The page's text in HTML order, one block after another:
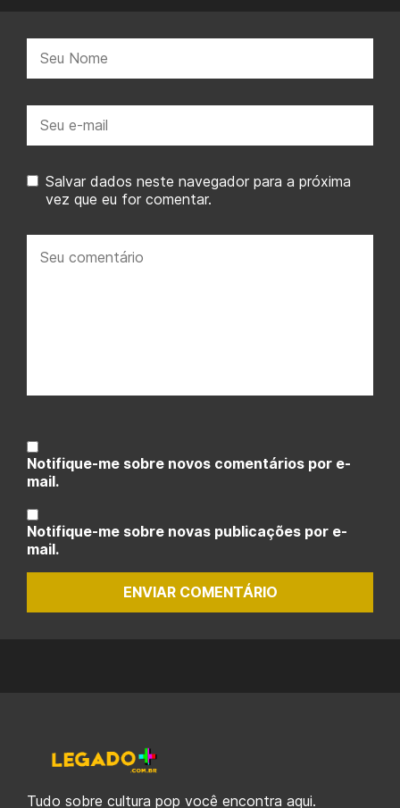
mail:
Salvar dados neste navegador para a próxima
vez que eu for comentar.
comentário:
Notifique-me sobre novos comentários por e-
mail.
Notifique-me sobre novas publicações por e-
mail.
ENVIAR COMENTÁRIO
Tudo sobre cultura pop você encontra aqui.